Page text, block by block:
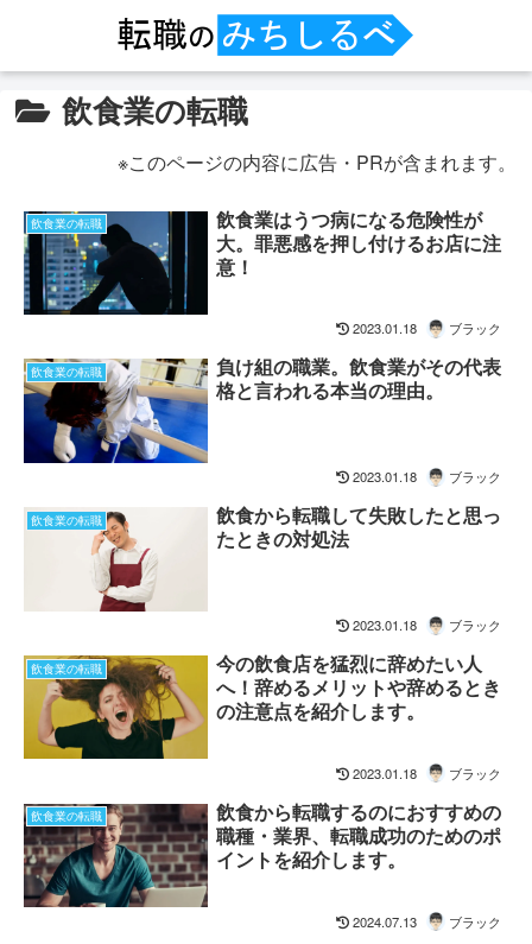
飲食業の転職
※このページの内容に広告・PRが含まれます。
飲食業の転職
飲食業はうつ病になる危険性が
大。罪悪感を押し付けるお店に注
意！
2023.01.18 ブラック
飲食業の転職
負け組の職業。飲食業がその代表
格と言われる本当の理由。
2023.01.18 ブラック
飲食業の転職
飲食から転職して失敗したと思っ
たときの対処法
2023.01.18 ブラック
飲食業の転職
今の飲食店を猛烈に辞めたい人
へ！辞めるメリットや辞めるとき
の注意点を紹介します。
2023.01.18 ブラック
飲食業の転職
飲食から転職するのにおすすめの
職種・業界、転職成功のためのポ
イントを紹介します。
2024.07.13 ブラック